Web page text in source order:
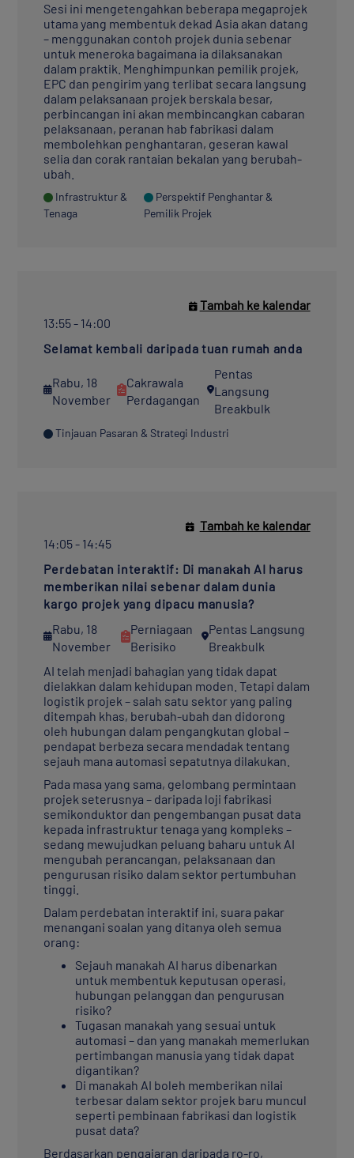
Sesi ini mengetengahkan beberapa megaprojek
utama yang membentuk dekad Asia akan datang
– menggunakan contoh projek dunia sebenar
untuk meneroka bagaimana ia dilaksanakan
dalam praktik. Menghimpunkan pemilik projek,
EPC dan pengirim yang terlibat secara langsung
dalam pelaksanaan projek berskala besar,
perbincangan ini akan membincangkan cabaran
pelaksanaan, peranan hab fabrikasi dalam
membolehkan penghantaran, geseran kawal
selia dan corak rantaian bekalan yang berubah-
ubah.
Infrastruktur &
Tenaga
Perspektif Penghantar &
Pemilik Projek
13:55 - 14:00
Selamat kembali daripada tuan rumah anda
Rabu, 18
November
Cakrawala
Perdagangan
Pentas
Langsung
Breakbulk
Tambah ke kalendar
Tinjauan Pasaran & Strategi Industri
14:05 - 14:45
Perdebatan interaktif: Di manakah AI harus
memberikan nilai sebenar dalam dunia
kargo projek yang dipacu manusia?
Rabu, 18
November
Perniagaan
Berisiko
Pentas Langsung
Breakbulk
Tambah ke kalendar
AI telah menjadi bahagian yang tidak dapat
dielakkan dalam kehidupan moden. Tetapi dalam
logistik projek – salah satu sektor yang paling
ditempah khas, berubah-ubah dan didorong
oleh hubungan dalam pengangkutan global –
pendapat berbeza secara mendadak tentang
sejauh mana automasi sepatutnya dilakukan.
Pada masa yang sama, gelombang permintaan
projek seterusnya – daripada loji fabrikasi
semikonduktor dan pengembangan pusat data
kepada infrastruktur tenaga yang kompleks –
sedang mewujudkan peluang baharu untuk AI
mengubah perancangan, pelaksanaan dan
pengurusan risiko dalam sektor pertumbuhan
tinggi.
Dalam perdebatan interaktif ini, suara pakar
menangani soalan yang ditanya oleh semua
orang:
Sejauh manakah AI harus dibenarkan
untuk membentuk keputusan operasi,
hubungan pelanggan dan pengurusan
risiko?
Tugasan manakah yang sesuai untuk
automasi – dan yang manakah memerlukan
pertimbangan manusia yang tidak dapat
digantikan?
Di manakah AI boleh memberikan nilai
terbesar dalam sektor projek baru muncul
seperti pembinaan fabrikasi dan logistik
pusat data?
Berdasarkan pengajaran daripada ro-ro,